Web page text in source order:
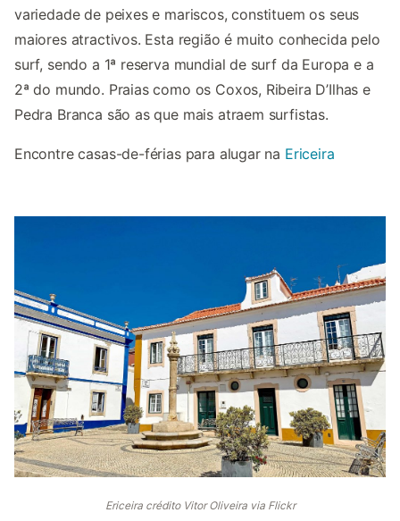
variedade de peixes e mariscos, constituem os seus
maiores atractivos. Esta região é muito conhecida pelo
surf, sendo a 1ª reserva mundial de surf da Europa e a
2ª do mundo. Praias como os Coxos, Ribeira D’Ilhas e
Pedra Branca são as que mais atraem surfistas.
Encontre casas-de-férias para alugar na Ericeira
Ericeira crédito Vitor Oliveira via Flickr